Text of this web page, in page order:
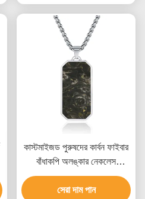
কাস্টমাইজড পুরুষদের কার্বন ফাইবার
বাঁধাকপি অলঙ্কার নেকলেস
ফ্যাশনেবল
সেরা দাম পান